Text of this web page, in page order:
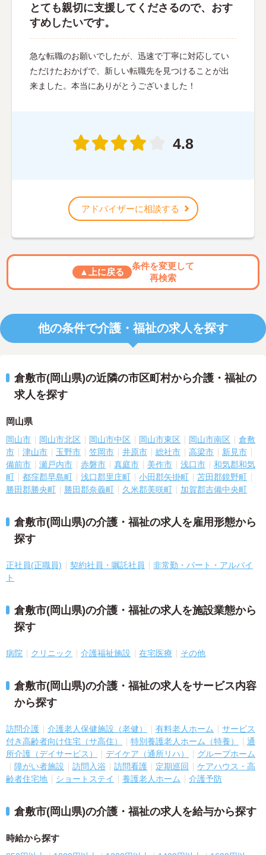
とても親切に支援してくださるので、おす
すめしたいです。
急な転職のお願いでしたが、迅速で丁寧に対応してい
ただけたおかげで、新しい転職先を見つけることが出
来ました。本当にありがとうございました！
4.8
アドバイザーに相談する
▲上に戻る
条件を変更して
再検索
他の条件で介護・福祉の求人を探す
倉敷市(岡山県)の近隣の市区町村から介護・福祉の
求人を探す
岡山県
岡山市 岡山市北区 岡山市中区 岡山市東区 岡山市南区
倉敷
市
津山市 玉野市 笠岡市 井原市 総社市 高梁市
新見市
備前市
瀬戸内市 赤磐市 真庭市 美作市 浅口市
和気郡和気
町
都窪郡早島町 浅口郡里庄町 小田郡矢掛町
苫田郡鏡野町
勝田郡勝央町
勝田郡奈義町 久米郡美咲町 加賀郡吉備中央町
倉敷市(岡山県)の介護・福祉の求人を雇用形態から
探す
正社員(正職員) 契約社員・嘱託社員
非常勤・パート・アルバイ
ト
倉敷市(岡山県)の介護・福祉の求人を施設業態から
探す
病院 クリニック 介護福祉施設 在宅医療 その他
倉敷市(岡山県)の介護・福祉の求人をサービス内容
から探す
訪問介護 介護老人保健施設（老健） 有料老人ホーム
サービス
付き高齢者向け住宅（サ高住）
特別養護老人ホーム（特養）
通
所介護（デイサービス）
デイケア（通所リハ）
グループホーム
障がい者施設
訪問入浴 訪問看護 定期巡回
ケアハウス・高
齢者住宅地
ショートステイ 養護老人ホーム 介護予防
倉敷市(岡山県)の介護・福祉の求人を給与から探す
時給から探す